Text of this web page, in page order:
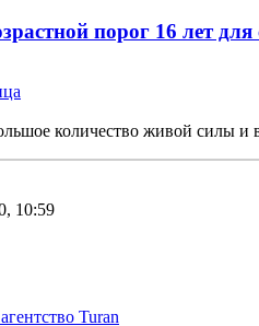
порог 16 лет
количество живой силы и
10:59